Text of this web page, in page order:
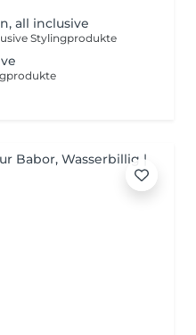
all inclusive
Stylingprodukte